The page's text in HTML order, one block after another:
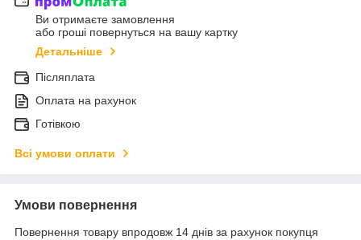
Ви отримаєте замовлення
або гроші повернуться на вашу картку
Детальніше
Післяплата
Оплата на рахунок
Готівкою
Всі умови оплати
Умови повернення
Повернення товару впродовж 14 днів за рахунок покупця